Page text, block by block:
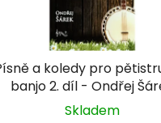
a koledy pro
banjo 2. díl - Ondřej
Skladem